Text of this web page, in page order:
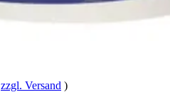
zzgl. Versand )